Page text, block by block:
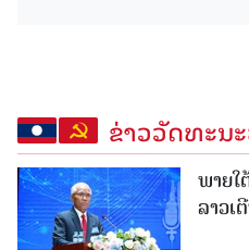
ຂ່າວວັດທະນ
ພາຍ
ລາວເ